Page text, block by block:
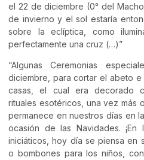
el 22 de diciembre (0° del
de invierno y el sol estaría
sobre la eclíptica, como
perfectamente una cruz (…)”
“Algunas Ceremonias
diciembre, para cortar el abeto
casas, el cual era decorado
rituales esotéricos, una vez más
permanece en nuestros días en
ocasión de las Navidades.
iniciáticos, hoy día se piensa en
o bombones para los niños,